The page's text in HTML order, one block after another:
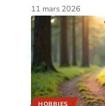
11 mars 2026
HOBBIES